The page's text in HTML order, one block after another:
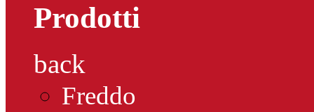
Prodotti
back
Freddo